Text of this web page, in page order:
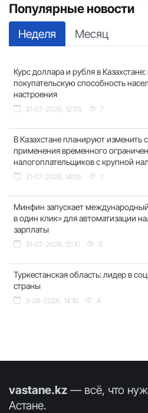
Популярные новости
Неделя Месяц
Курс доллара и рубля в
покупательскую способность
настроения
31-07-2026, 12:05 7
В Казахстане планируют изменить
применения временного
налогоплательщиков с крупной
31-07-2026, 14:05 7
Минфин запускает
в один клик» для автоматизации
зарплаты
31-07-2026, 12:10 5
Туркестанская область: лидер в
страны
3-08-2026, 14:10 4
vastane.kz — всё, что
Астане.